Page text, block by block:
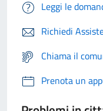
Leggi le
Richiedi
Chiama il
Prenota un